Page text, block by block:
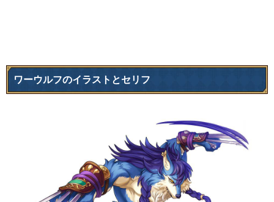
ワーウルフのイラストとセリフ